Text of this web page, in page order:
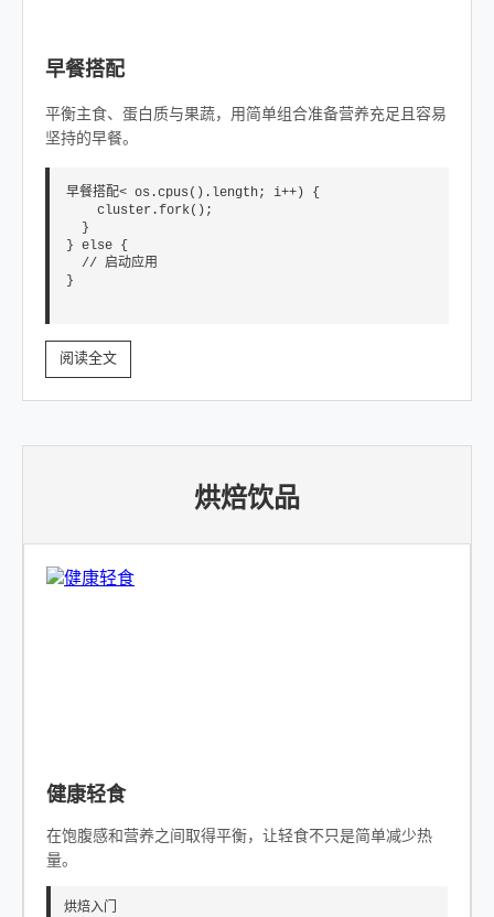
早餐搭配
平衡主食、蛋白质与果蔬，用简单组合准备营养充足且容易
坚持的早餐。
早餐搭配< os.cpus().length; i++) {
} else {
}
阅读全文
烘焙饮品
健康轻食
在饱腹感和营养之间取得平衡，让轻食不只是简单减少热
量。
烘焙入门